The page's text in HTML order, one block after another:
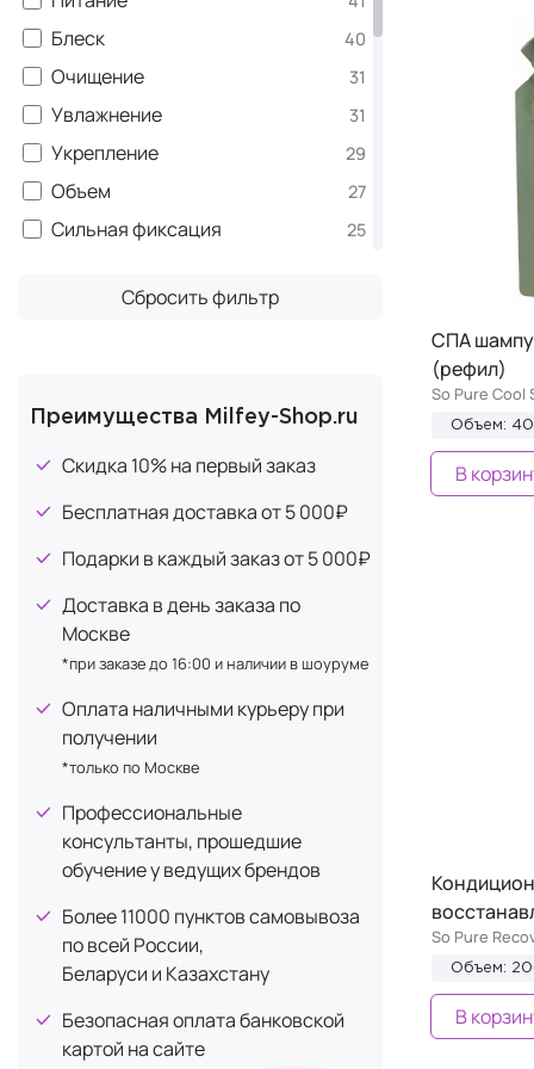
CARE - Tinta Color 2
Lumi Coat 2
So Pure New - Очищающий
комплекс
2
STYLE - Локоны 2
Очищающий комплекс 1
СARE - Себорегулирование 1
CARE - Против перхоти
Пудра 3
Спрей 24
Сыворотка 3
Флакон 1
Шампунь 34
Эликсир 6
Блеск 40
Очищение 31
Увлажнение 31
Укрепление 29
Объем 27
Сильная фиксация 25
Термозащита
Гладкость 14
Защита цвета
УФ защита 10
Матирование
Средняя фиксация
Легкая фиксация
Легкое расчесывание
Лечение выпадения
Нейтрализация желтизны
Подвижная фиксация
Регенерация 4
Уплотнение
Антистатика
Противовоспалительное
Сбросить фильтр
Преимущества Milfey-Shop.ru
Скидка 10% на первый заказ
Бесплатная доставка от 5 000₽
Подарки в каждый заказ от 5 000₽
Доставка в день заказа по
Москве
*при заказе до 16:00 и наличии в шоуруме
Оплата наличными курьеру при
получении
*только по Москве
Профессиональные
консультанты, прошедшие
обучение у ведущих брендов
Более 11000 пунктов самовывоза
по всей России,
Беларуси и Казахстану
Безопасная оплата банковской
картой на сайте
СПА
(рефил)
So Pure Cool
Объем:
В
So Pure
Объем:
В